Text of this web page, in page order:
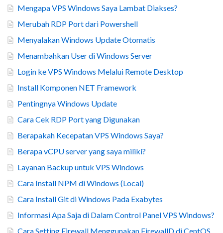
Mengapa VPS Windows Saya Lambat Diakses?
Merubah RDP Port dari Powershell
Menyalakan Windows Update Otomatis
Menambahkan User di Windows Server
Login ke VPS Windows Melalui Remote Desktop
Install Komponen NET Framework
Pentingnya Windows Update
Cara Cek RDP Port yang Digunakan
Berapakah Kecepatan VPS Windows Saya?
Berapa vCPU server yang saya miliki?
Layanan Backup untuk VPS Windows
Cara Install NPM di Windows (Local)
Cara Install Git di Windows Pada Exabytes
Informasi Apa Saja di Dalam Control Panel VPS Windows?
Cara Setting Firewall Menggunakan FirewallD di CentOS